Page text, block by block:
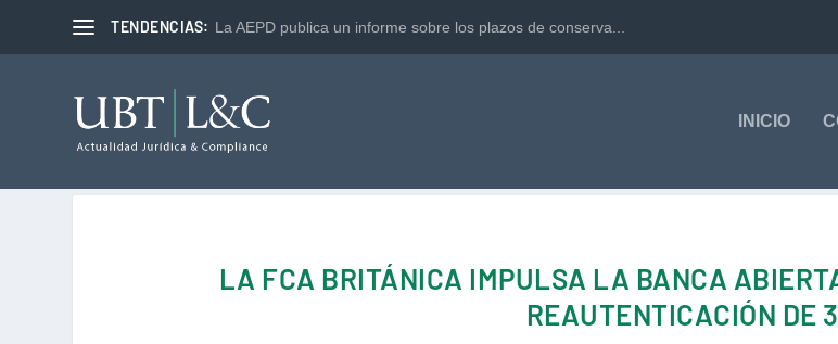
TENDENCIAS: La AEPD publica un informe sobre los plazos de conserva...
INICIO
LA FCA BRITÁNICA IMPULSA LA BANCA
REAUTENTICACIÓN DE